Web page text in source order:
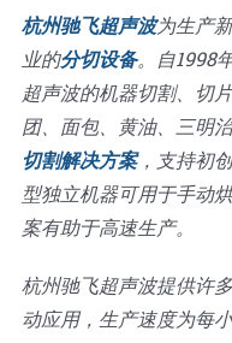
杭州驰飞超声波为生产
业的分切设备。自1998
超声波的机器切割、切
团、面包、黄油、三明
切割解决方案，支持初
型独立机器可用于手动
案有助于高速生产。
杭州驰飞超声波提供许多
动应用，生产速度为每